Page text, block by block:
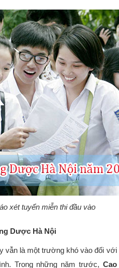
xét tuyển miễn thi đầu vào
Dược Hà Nội
vẫn là một trường khó vào đối với
Trong những năm trước, Cao